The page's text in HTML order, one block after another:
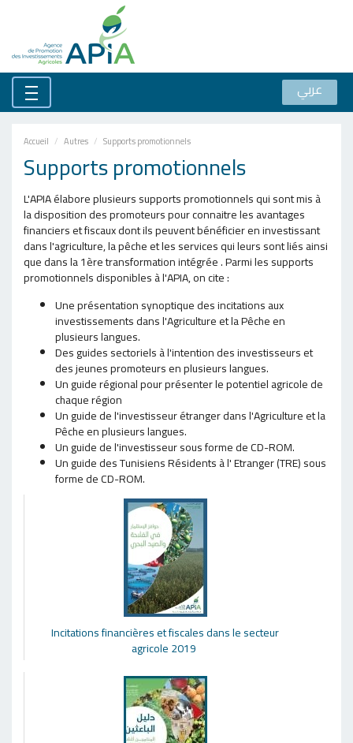
عربي
Accueil Autres Supports promotionnels
Supports promotionnels
L'APIA élabore plusieurs supports promotionnels qui sont mis à
la disposition des promoteurs pour connaitre les avantages
financiers et fiscaux dont ils peuvent bénéficier en investissant
dans l'agriculture, la pêche et les services qui leurs sont liés ainsi
que dans la 1ère transformation intégrée . Parmi les supports
promotionnels disponibles à l'APIA, on cite :
Une présentation synoptique des incitations aux
investissements dans l'Agriculture et la Pêche en
plusieurs langues.
Des guides sectoriels à l'intention des investisseurs et
des jeunes promoteurs en plusieurs langues.
Un guide régional pour présenter le potentiel agricole de
chaque région
Un guide de l'investisseur étranger dans l'Agriculture et la
Pêche en plusieurs langues.
Un guide de l'investisseur sous forme de CD-ROM.
Un guide des Tunisiens Résidents à l' Etranger (TRE) sous
forme de CD-ROM.
Incitations financières et fiscales dans le secteur
agricole 2019